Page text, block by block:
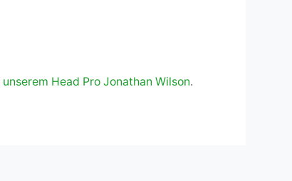
unserem Head Pro Jonathan Wilson.